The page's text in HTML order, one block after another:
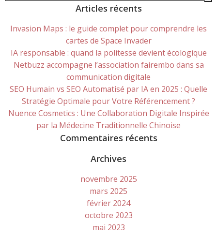
Articles récents
Invasion Maps : le guide complet pour comprendre les
cartes de Space Invader
IA responsable : quand la politesse devient écologique
Netbuzz accompagne l’association fairembo dans sa
communication digitale
SEO Humain vs SEO Automatisé par IA en 2025 : Quelle
Stratégie Optimale pour Votre Référencement ?
Nuence Cosmetics : Une Collaboration Digitale Inspirée
par la Médecine Traditionnelle Chinoise
Commentaires récents
Archives
novembre 2025
mars 2025
février 2024
octobre 2023
mai 2023